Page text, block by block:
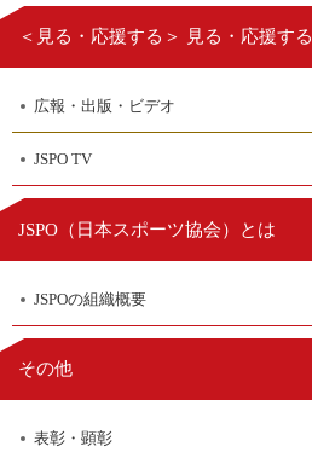
＜見る・応援する＞ 見る・応援する
広報・出版・ビデオ
JSPO TV
JSPO（ 日本スポーツ協会）とは
JSPOの組織概要
その他
表彰・顕彰